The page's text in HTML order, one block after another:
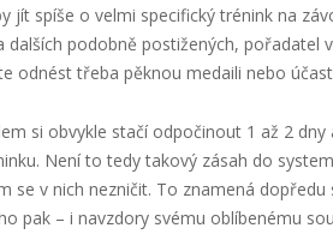
jít spíše o velmi specifický trénink na
podobně postižených, pořadatel
odnést třeba pěknou medaili nebo
si obvykle stačí odpočinout 1 až 2
Není to tedy takový zásah do
se v nich nezničit. To znamená
pak – i navzdory svému oblíbenému